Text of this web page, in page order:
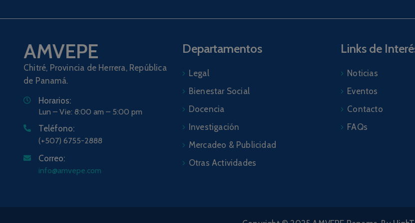
AMVEPE
Chitré, Provincia de Herrera, República
de Panamá.
Horarios:
Lun – Vie: 8:00 am – 5:00 pm
Teléfono:
(+507) 6755-2888
Correo:
info@amvepe.com
Departamentos
Legal
Bienestar Social
Docencia
Investigación
Mercadeo & Publicidad
Otras Actividades
Links de
Noticias
Eventos
Contacto
FAQs